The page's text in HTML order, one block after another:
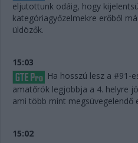
eljutottunk odáig, hogy
kategóriagyőzelmekre erőből
üldözők.
15:03
Ha hosszú lesz a #91-
amatőrök legjobbja a 4. helyre
ami több mint megsüvegelendő
15:02